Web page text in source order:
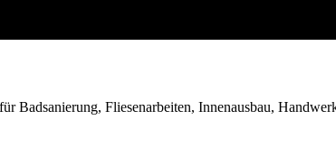
Badsanierung, Fliesenarbeiten, Innenausbau,